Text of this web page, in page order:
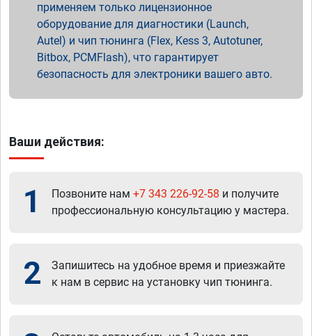
применяем только лицензионное
оборудование для диагностики (Launch,
Autel) и чип тюнинга (Flex, Kess 3, Autotuner,
Bitbox, PCMFlash), что гарантирует
безопасность для электроники вашего авто.
Ваши действия:
1 Позвоните нам +7 343 226-92-58 и получите
профессиональную консультацию у мастера.
2
Запишитесь на удобное время и приезжайте
к нам в сервис на установку чип тюнинга.